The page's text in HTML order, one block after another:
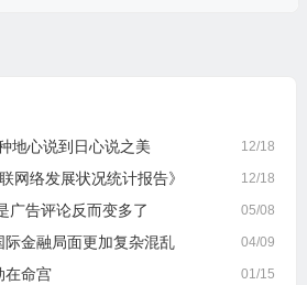
12/18
地心说到日心说之美
12/18
网络发展状况统计报告》
05/08
广告评论反而变多了
04/09
金融局面更加复杂混乱
01/15
在命宫